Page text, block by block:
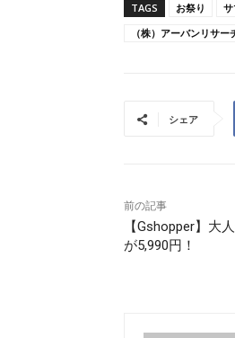
TAGS お祭り
（株）アーバンリサー
シェア
前の記事
【Gshopper】大
が5,990円！